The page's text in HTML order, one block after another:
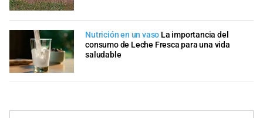
Nutrición en un vaso La importancia del
consumo de Leche Fresca para una vida
saludable